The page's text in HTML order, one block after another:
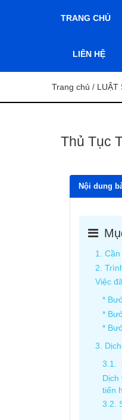
TRANG CHỦ
LIÊN HỆ
Trang chủ / LUẬT
Thủ Tục
Nội dung
1.
2.
Việc
*
*
*
3.
3.1.
Dịch
tiến
3.2.